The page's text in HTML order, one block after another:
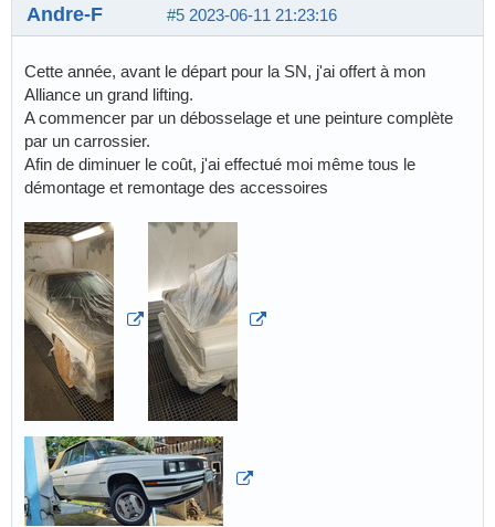
#5 2023-06-11 21:23:16
Andre-F
Cette année, avant le départ pour la SN, j'ai offert à mon
Alliance un grand lifting.
A commencer par un débosselage et une peinture complète
par un carrossier.
Afin de diminuer le coût, j'ai effectué moi même tous le
démontage et remontage des accessoires